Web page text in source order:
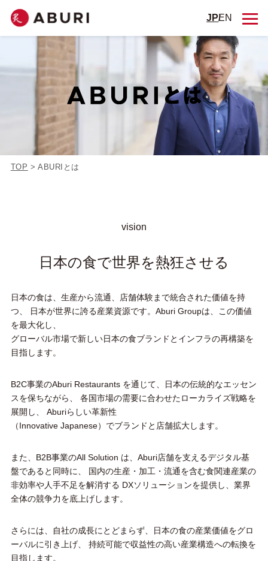
EN
JP
TOP >ABURIとは
vision
日本の食で世界を熱狂させる
日本の食は、生産から流通、店舗体験まで統合された価値を持
つ、
日本が世界に誇る産業資源です。Aburi Groupは、この価値
を最大化し、
グローバル市場で新しい日本の食ブランドとインフラの再構築を
目指します。
B2C事業のAburi Restaurants を通じて、日本の伝統的なエッセン
スを保ちながら、
各国市場の需要に合わせたローカライズ戦略を
展開し、
Aburiらしい革新性
（Innovative Japanese）でブランドと店舗拡大します。
また、B2B事業のAll Solution は、Aburi店舗を支えるデジタル基
盤であると同時に、
国内の生産・加工・流通を含む食関連産業の
非効率や人手不足を解消する DXソリューションを提供し、業界
全体の競争力を底上げします。
さらには、自社の成長にとどまらず、日本の食の産業価値をグロ
ーバルに引き上げ、
持続可能で収益性の高い産業構造への転換を
目指します。